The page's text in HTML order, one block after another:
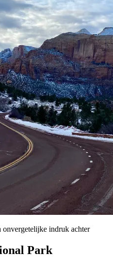
onvergetelijke indruk achter
Park